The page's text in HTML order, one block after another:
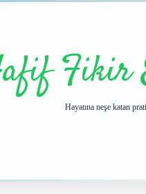
Fikir
Hayatına neşe katan